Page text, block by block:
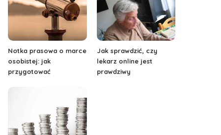
Notka prasowa o marce
osobistej: jak
przygotować
Jak sprawdzić, czy
lekarz online jest
prawdziwy